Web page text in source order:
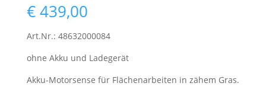
€439,00
Art.Nr.: 48632000084
ohne Akku und Ladegerät
Akku-Motorsense für Flächenarbeiten in zähem Gras.